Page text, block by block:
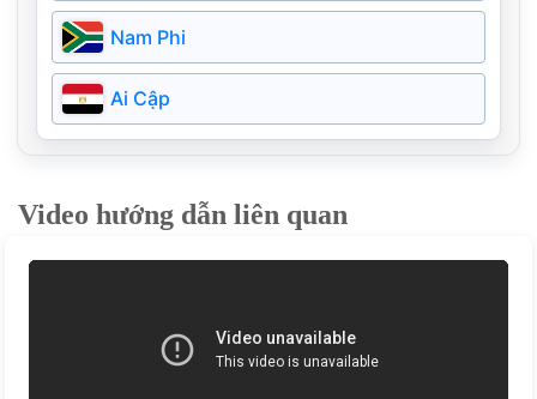
Campuchia
Bangladesh
Myanmar
Bahrain
Nga
Ireland
Bồ Đào Nha
Phần Lan
Argentina
Nam Phi
Ai Cập
Video hướng dẫn liên quan